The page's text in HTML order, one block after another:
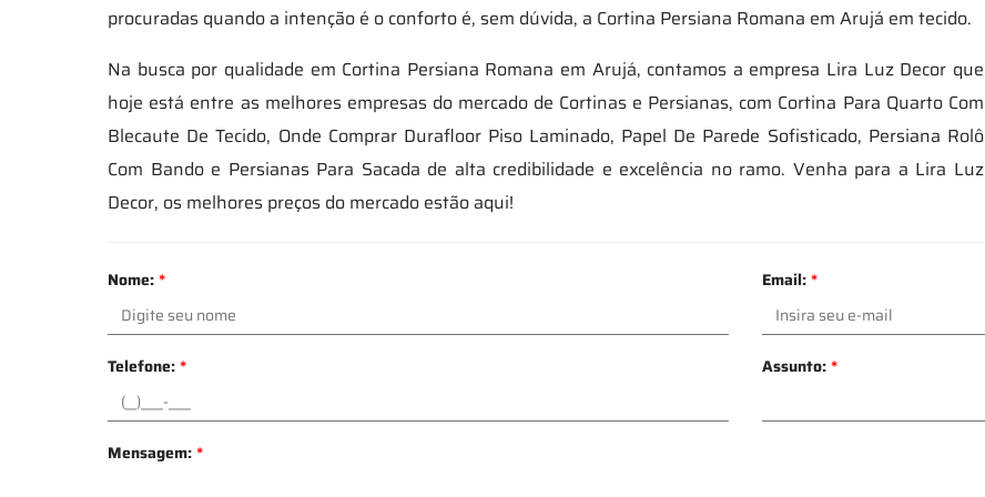
procuradas quando a intenção é o conforto é, sem dúvida, a Cortina Persiana Romana em Arujá em tecido.
Na busca por qualidade em Cortina Persiana Romana em Arujá, contamos a empresa Lira Luz Decor que
hoje está entre as melhores empresas do mercado de Cortinas e Persianas, com Cortina Para Quarto Com
Blecaute De Tecido, Onde Comprar Durafloor Piso Laminado, Papel De Parede Sofisticado, Persiana Rolô
Com Bando e Persianas Para Sacada de alta credibilidade e excelência no ramo. Venha para a Lira Luz
Decor, os melhores preços do mercado estão aqui!
Nome:* Email:*
Telefone:* Assunto:*
Mensagem:*